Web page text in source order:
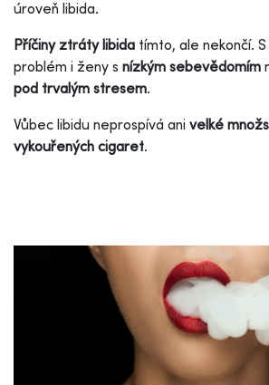
úroveň libida.
Příčiny ztráty libida tímto, ale nekončí.
problém i ženy s nízkým sebevědomím
pod trvalým stresem.
Vůbec libidu neprospívá ani velké
vykouřených cigaret.